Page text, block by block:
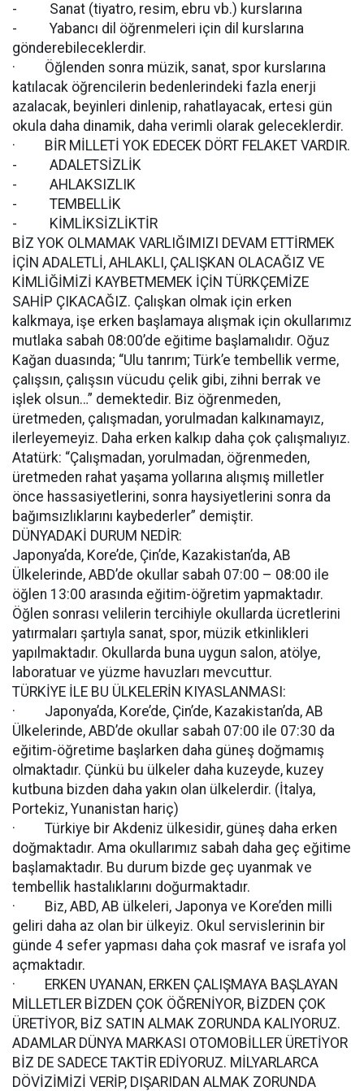
- Sanat (tiyatro, resim, ebru vb.) kurslarına
- Yabancı dil öğrenmeleri için dil kurslarına
gönderebileceklerdir.
· Öğlenden sonra müzik, sanat, spor kurslarına
katılacak öğrencilerin bedenlerindeki fazla enerji
azalacak, beyinleri dinlenip, rahatlayacak, ertesi gün
okula daha dinamik, daha verimli olarak geleceklerdir.
· BİR MİLLETİ YOK EDECEK DÖRT FELAKET VARDIR.
- ADALETSİZLİK
- AHLAKSIZLIK
- TEMBELLİK
- KİMLİKSİZLİKTİR
BİZ YOK OLMAMAK VARLIĞIMIZI DEVAM ETTİRMEK
İÇİN ADALETLİ, AHLAKLI, ÇALIŞKAN OLACAĞIZ VE
KİMLİĞİMİZİ KAYBETMEMEK İÇİN TÜRKÇEMİZE
SAHİP ÇIKACAĞIZ. Çalışkan olmak için erken
kalkmaya, işe erken başlamaya alışmak için okullarımız
mutlaka sabah 08:00’de eğitime başlamalıdır. Oğuz
Kağan duasında; “Ulu tanrım; Türk’e tembellik verme,
çalışsın, çalışsın vücudu çelik gibi, zihni berrak ve
işlek olsun…” demektedir. Biz öğrenmeden,
üretmeden, çalışmadan, yorulmadan kalkınamayız,
ilerleyemeyiz. Daha erken kalkıp daha çok çalışmalıyız.
Atatürk: “Çalışmadan, yorulmadan, öğrenmeden,
üretmeden rahat yaşama yollarına alışmış milletler
önce hassasiyetlerini, sonra haysiyetlerini sonra da
bağımsızlıklarını kaybederler” demiştir.
DÜNYADAKİ DURUM NEDİR:
Japonya’da, Kore’de, Çin’de, Kazakistan’da, AB
Ülkelerinde, ABD’de okullar sabah 07:00 – 08:00 ile
öğlen 13:00 arasında eğitim-öğretim yapmaktadır.
Öğlen sonrası velilerin tercihiyle okullarda ücretlerini
yatırmaları şartıyla sanat, spor, müzik etkinlikleri
yapılmaktadır. Okullarda buna uygun salon, atölye,
laboratuar ve yüzme havuzları mevcuttur.
TÜRKİYE İLE BU ÜLKELERİN KIYASLANMASI:
· Japonya’da, Kore’de, Çin’de, Kazakistan’da, AB
Ülkelerinde, ABD’de okullar sabah 07:00 ile 07:30 da
eğitim-öğretime başlarken daha güneş doğmamış
olmaktadır. Çünkü bu ülkeler daha kuzeyde, kuzey
kutbuna bizden daha yakın olan ülkelerdir. (İtalya,
Portekiz, Yunanistan hariç)
· Türkiye bir Akdeniz ülkesidir, güneş daha erken
doğmaktadır. Ama okullarımız sabah daha geç eğitime
başlamaktadır. Bu durum bizde geç uyanmak ve
tembellik hastalıklarını doğurmaktadır.
· Biz, ABD, AB ülkeleri, Japonya ve Kore’den milli
geliri daha az olan bir ülkeyiz. Okul servislerinin bir
günde 4 sefer yapması daha çok masraf ve israfa yol
açmaktadır.
· ERKEN UYANAN, ERKEN ÇALIŞMAYA BAŞLAYAN
MİLLETLER BİZDEN ÇOK ÖĞRENİYOR, BİZDEN ÇOK
ÜRETİYOR, BİZ SATIN ALMAK ZORUNDA KALIYORUZ.
ADAMLAR DÜNYA MARKASI OTOMOBİLLER ÜRETİYOR
BİZ DE SADECE TAKTİR EDİYORUZ. MİLYARLARCA
DÖVİZİMİZİ VERİP, DIŞARIDAN ALMAK ZORUNDA